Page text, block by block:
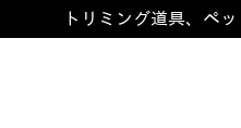
トリミング道具、